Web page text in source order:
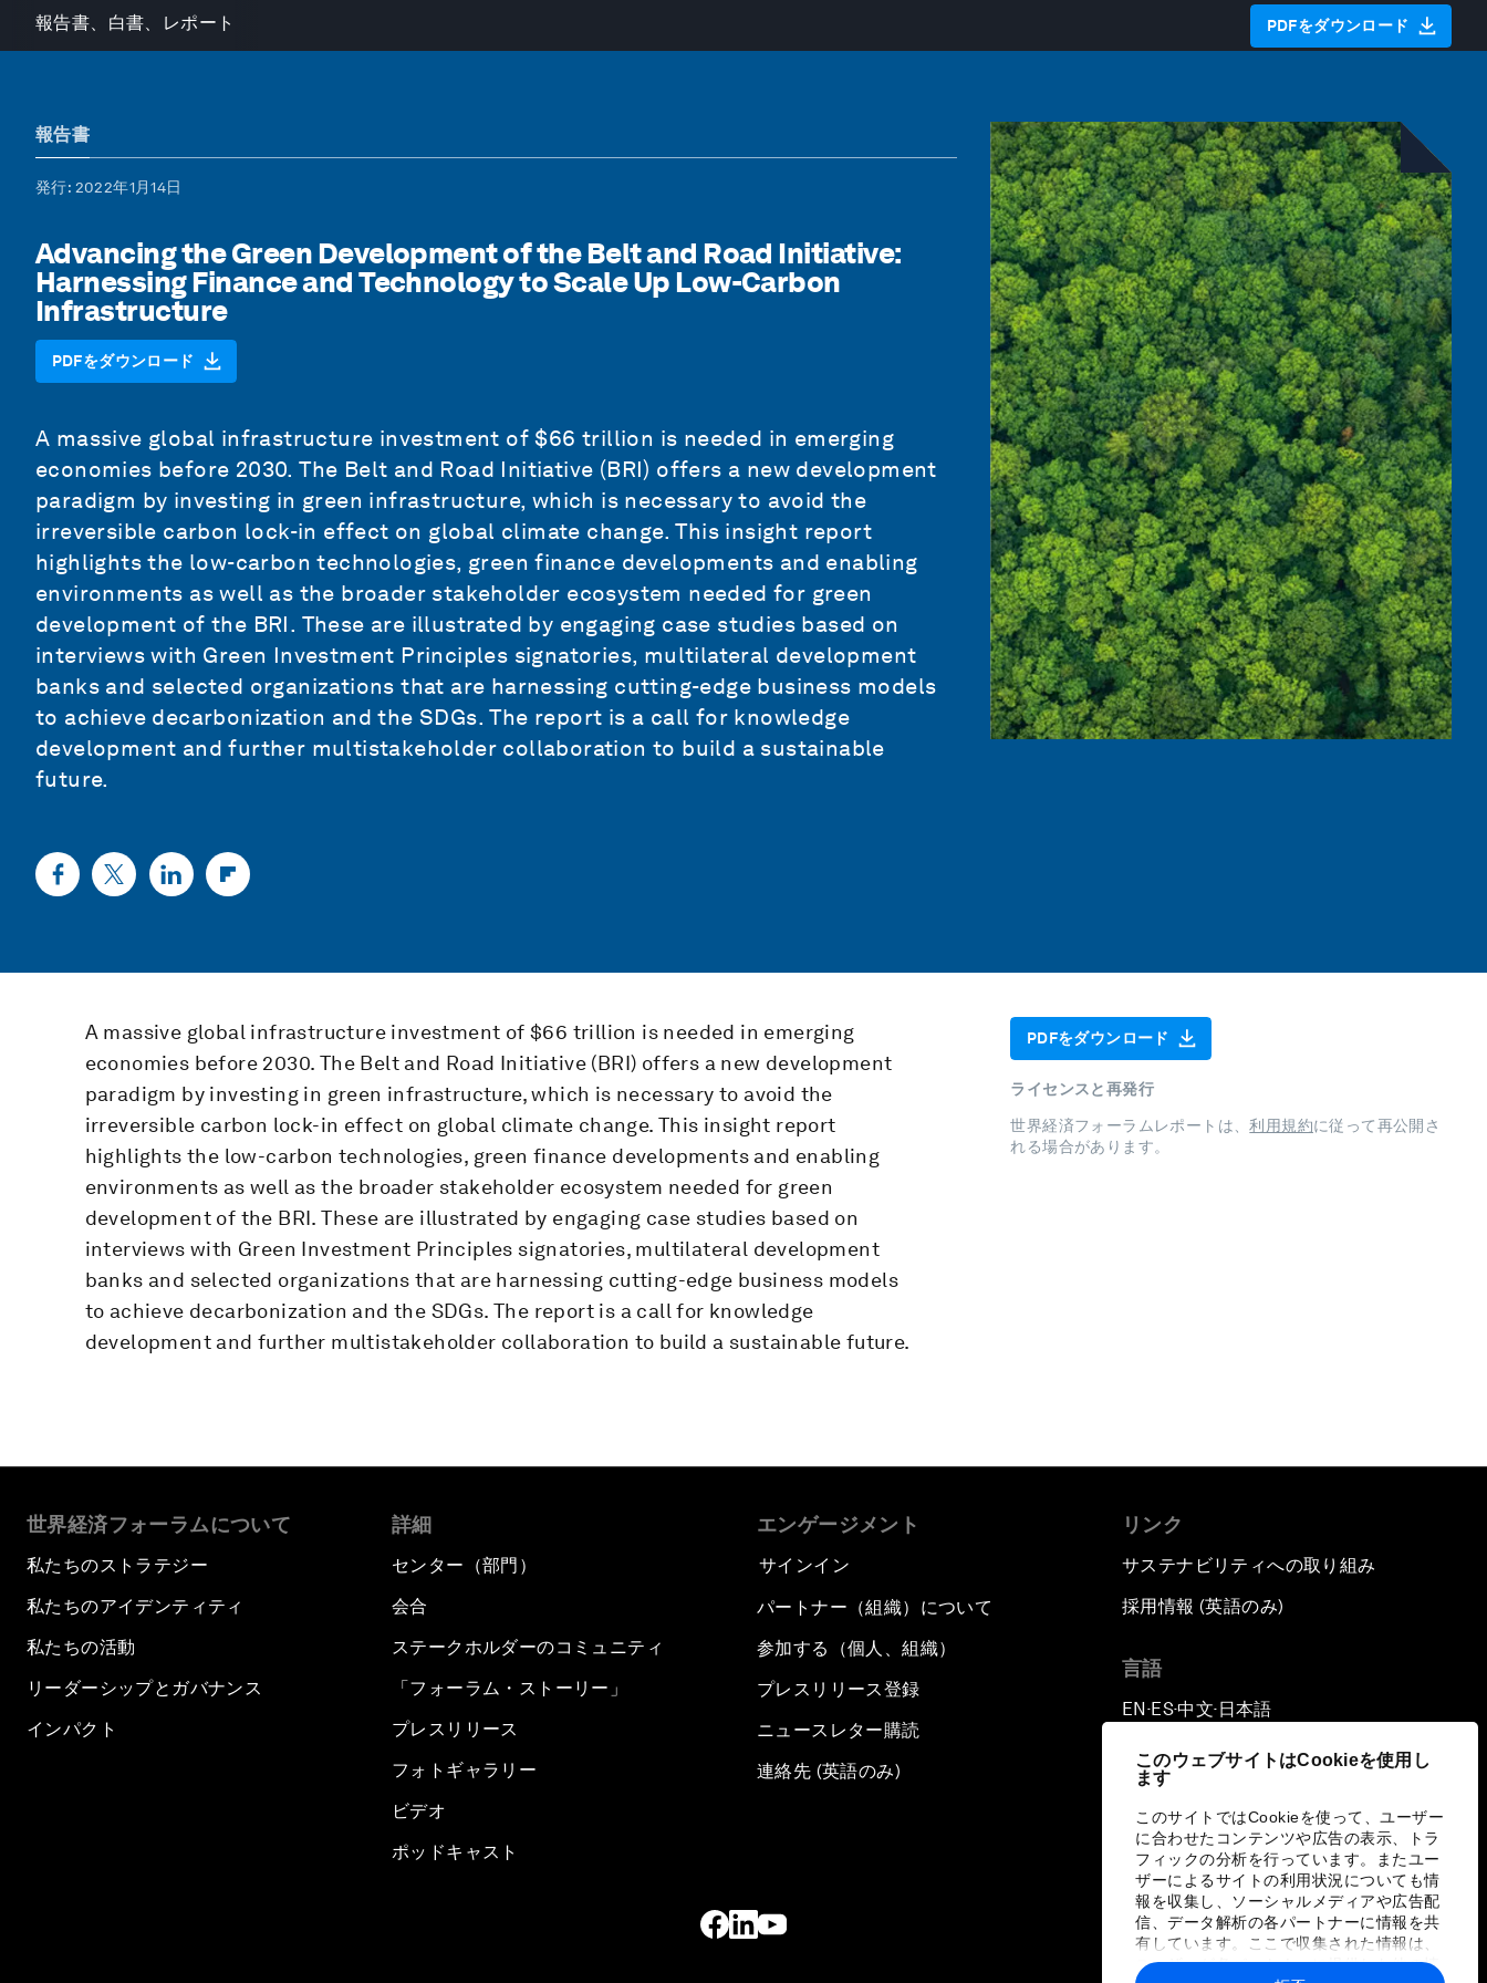
このウェブサイトはCookieを使用し
ます
このサイトではCookieを使って、ユーザー
に合わせたコンテンツや広告の表示、トラ
フィックの分析を行っています。またユー
ザーによるサイトの利用状況についても情
報を収集し、ソーシャルメディアや広告配
信、データ解析の各パートナーに情報を共
有しています。ここで収集された情報は、
ユーザーが各パートナーに提供した他の情
報告書、白書、レポート PDFをダウンロード
報告書
発行: 2022年1月14日
Advancing the Green Development of the Belt and Road Initiative:
Harnessing Finance and Technology to Scale Up Low-Carbon
Infrastructure
PDFをダウンロード
A massive global infrastructure investment of $66 trillion is needed in emerging
economies before 2030. The Belt and Road Initiative (BRI) offers a new development
paradigm by investing in green infrastructure, which is necessary to avoid the
irreversible carbon lock-in effect on global climate change. This insight report
highlights the low-carbon technologies, green finance developments and enabling
environments as well as the broader stakeholder ecosystem needed for green
development of the BRI. These are illustrated by engaging case studies based on
interviews with Green Investment Principles signatories, multilateral development
banks and selected organizations that are harnessing cutting-edge business models
to achieve decarbonization and the SDGs. The report is a call for knowledge
development and further multistakeholder collaboration to build a sustainable
future.
A massive global infrastructure investment of $66 trillion is needed in emerging
economies before 2030. The Belt and Road Initiative (BRI) offers a new development
paradigm by investing in green infrastructure, which is necessary to avoid the
irreversible carbon lock-in effect on global climate change. This insight report
highlights the low-carbon technologies, green finance developments and enabling
environments as well as the broader stakeholder ecosystem needed for green
development of the BRI. These are illustrated by engaging case studies based on
interviews with Green Investment Principles signatories, multilateral development
banks and selected organizations that are harnessing cutting-edge business models
to achieve decarbonization and the SDGs. The report is a call for knowledge
development and further multistakeholder collaboration to build a sustainable future.
PDFをダウンロード
ライセンスと再発行
世界経済フォーラムレポートは、利用規約に従って再公開さ
れる場合があります。
世界経済フォーラムについて
私たちのストラテジー
私たちのアイデンティティ
私たちの活動
リーダーシップとガバナンス
インパクト
詳細
センター（部門）
会合
ステークホルダーのコミュニティ
「フォーラム・ストーリー」
プレスリリース
フォトギャラリー
ビデオ
ポッドキャスト
エンゲージメント
サインイン
パートナー（組織）について
参加する（個人、組織）
プレスリリース登録
ニュースレター購読
連絡先 (英語のみ)
リンク
サステナビリティへの取り組み
採用情報 (英語のみ)
言語
EN ▪ES▪中文▪ 日本語